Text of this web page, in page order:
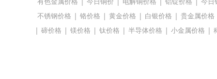
不锈钢价格 | 铬价格 | 黄金价格 | 白银价格 | 贵金属价格
| 碲价格 | 镁价格 | 钛价格 | 半导体价格 | 小金属价格 |